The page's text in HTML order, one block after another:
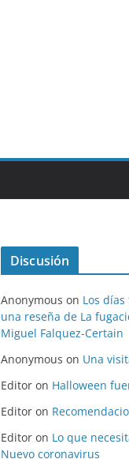
Discusión
Anonymous on Los
una reseña de La
Miguel Falquez-Certain
Anonymous on Una
Editor on Halloween
Editor on
Editor on Lo que
Nuevo coronavirus